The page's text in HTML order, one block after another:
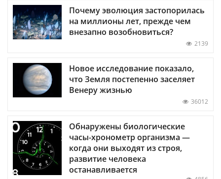
Почему эволюция застопорилась
на миллионы лет, прежде чем
внезапно возобновиться?
2139
Новое исследование показало,
что Земля постепенно заселяет
Венеру жизнью
36012
Обнаружены биологические
часы-хронометр организма —
когда они выходят из строя,
развитие человека
останавливается